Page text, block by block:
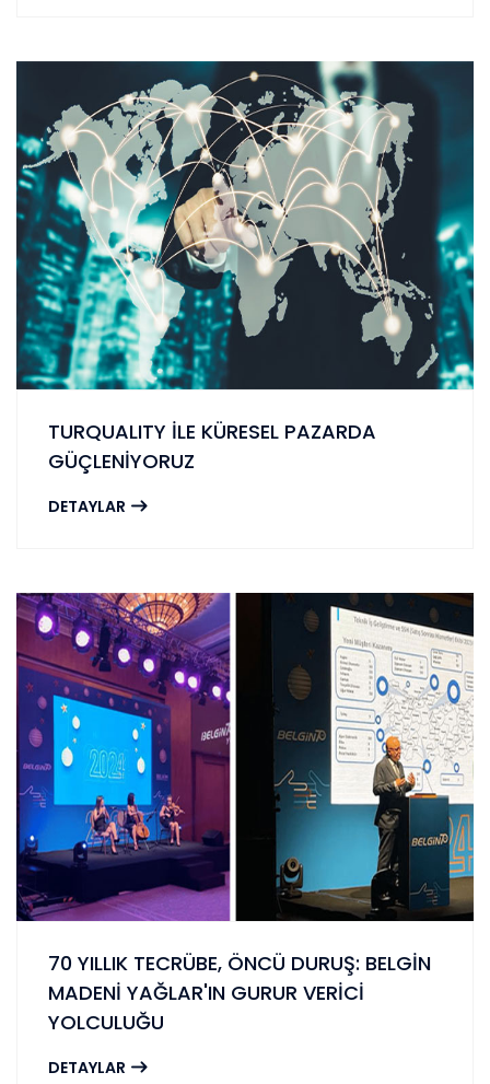
TURQUALITY İLE KÜRESEL PAZARDA
GÜÇLENİYORUZ
DETAYLAR
70 YILLIK TECRÜBE, ÖNCÜ DURUŞ: BELGİN
MADENİ YAĞLAR'IN GURUR VERİCİ
YOLCULUĞU
DETAYLAR